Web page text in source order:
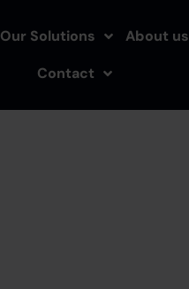
Our Solutions About us
Contact